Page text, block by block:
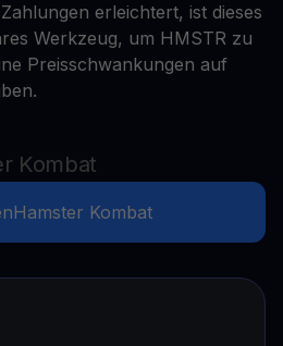
erleichtert, ist dieses
Werkzeug, um HMSTR zu
Preisschwankungen auf
Kombat
Hamster Kombat